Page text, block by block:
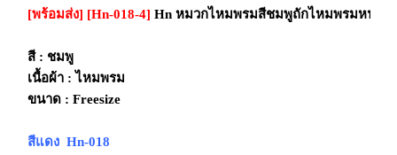
[พร้อมส่ง] [Hn-018-4] Hn หมวกไหมพรมสีชมพูถักไหมพรมหนามี
สี : ชมพู
เนื้อผ้า : ไหมพรม
ขนาด : Freesize
สีแดง Hn-018